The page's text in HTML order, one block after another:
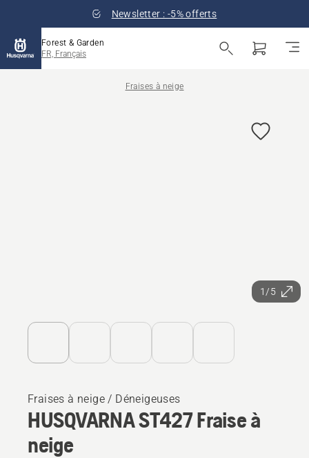
Newsletter : -5% offerts
Forest & Garden
FR, Français
Fraises à neige
1/5
Fraises à neige / Déneigeuses
HUSQVARNA ST427 Fraise à
neige